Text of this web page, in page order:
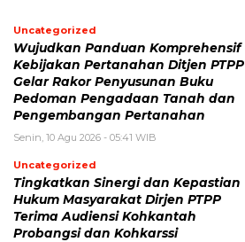
Uncategorized
Wujudkan Panduan Komprehensif
Kebijakan Pertanahan Ditjen PTPP
Gelar Rakor Penyusunan Buku
Pedoman Pengadaan Tanah dan
Pengembangan Pertanahan
Senin, 10 Agu 2026 - 05:41 WIB
Uncategorized
Tingkatkan Sinergi dan Kepastian
Hukum Masyarakat Dirjen PTPP
Terima Audiensi Kohkantah
Probangsi dan Kohkarssi